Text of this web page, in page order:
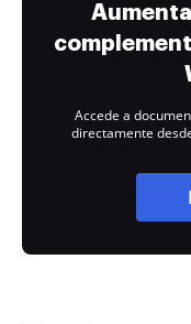
Accede a
directamente